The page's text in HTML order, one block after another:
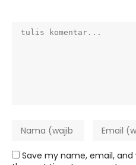
Save my name, email,